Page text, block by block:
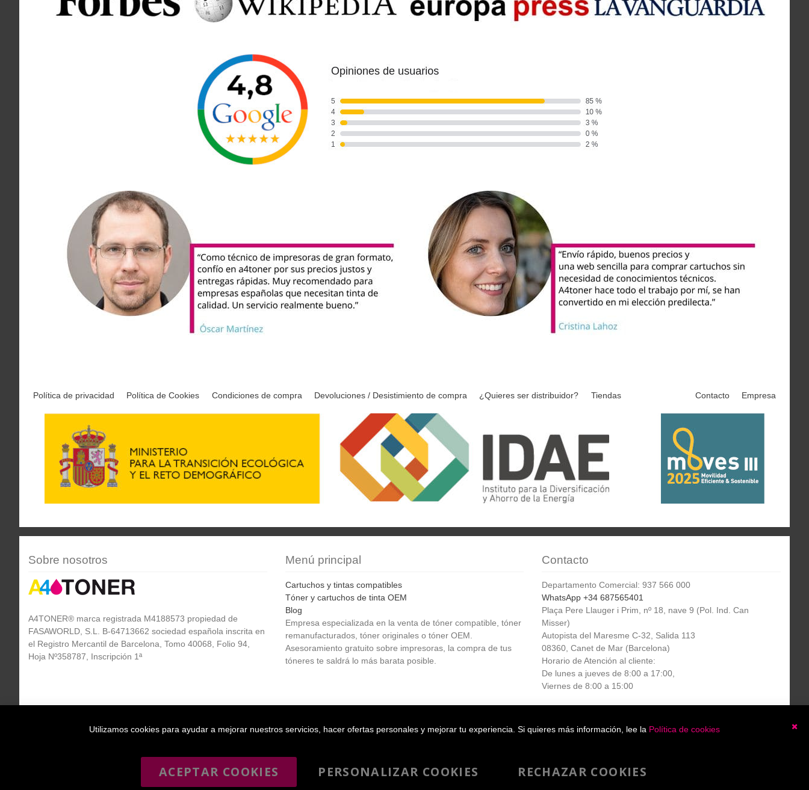
Política de privacidad Política de Cookies Condiciones de compra Devoluciones / Desistimiento de compra ¿Quieres ser distribuidor? Tiendas Contacto Empresa
Sobre nosotros
A4TONER® marca registrada M4188573 propiedad de
FASAWORLD, S.L. B-64713662 sociedad española inscrita en
el Registro Mercantil de Barcelona, Tomo 40068, Folio 94,
Hoja Nº358787, Inscripción 1ª
Menú principal
Cartuchos y tintas compatibles
Tóner y cartuchos de tinta OEM
Blog
Empresa especializada en la venta de tóner compatible, tóner
remanufacturados, tóner originales o tóner OEM.
Asesoramiento gratuito sobre impresoras, la compra de tus
tóneres te saldrá lo más barata posible.
Contacto
Departamento Comercial: 937 566 000
WhatsApp +34 687565401
Plaça Pere Llauger i Prim, nº 18, nave 9 (Pol. Ind. Can
Misser)
Autopista del Maresme C-32, Salida 113
08360, Canet de Mar (Barcelona)
Horario de Atención al cliente:
De lunes a jueves de 8:00 a 17:00,
Viernes de 8:00 a 15:00
informativo
Utilizamos cookies para ayudar a mejorar nuestros servicios, hacer ofertas personales y mejorar tu experiencia. Si quieres más información, lee la Política de cookies
ACEPTAR COOKIES PERSONALIZAR COOKIES RECHAZAR COOKIES